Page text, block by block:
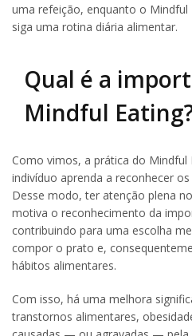
uma refeição, enquanto o Mindful
siga uma rotina diária alimentar.
Qual é a
Mindful
Como vimos, a prática do Mindful
indivíduo aprenda a reconhecer
Desse modo, ter atenção plena
motiva o reconhecimento da
contribuindo para uma escolha
compor o prato e,
hábitos alimentares.
Com isso, há uma melhora
transtornos alimentares,